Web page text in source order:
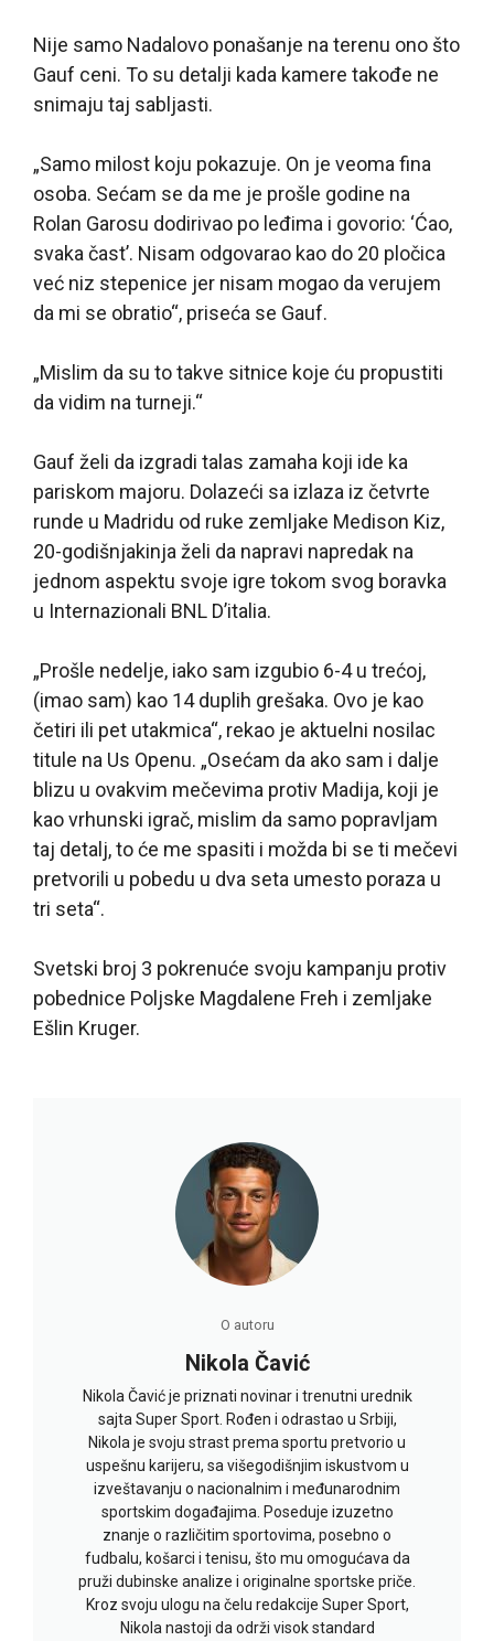
Nije samo Nadalovo ponašanje na terenu ono što
Gauf ceni. To su detalji kada kamere takođe ne
snimaju taj sabljasti.
„Samo milost koju pokazuje. On je veoma fina
osoba. Sećam se da me je prošle godine na
Rolan Garosu dodirivao po leđima i govorio: ‘Ćao,
svaka čast’. Nisam odgovarao kao do 20 pločica
već niz stepenice jer nisam mogao da verujem
da mi se obratio“, priseća se Gauf.
„Mislim da su to takve sitnice koje ću propustiti
da vidim na turneji.“
Gauf želi da izgradi talas zamaha koji ide ka
pariskom majoru. Dolazeći sa izlaza iz četvrte
runde u Madridu od ruke zemljake Medison Kiz,
20-godišnjakinja želi da napravi napredak na
jednom aspektu svoje igre tokom svog boravka
u Internazionali BNL D’italia.
„Prošle nedelje, iako sam izgubio 6-4 u trećoj,
(imao sam) kao 14 duplih grešaka. Ovo je kao
četiri ili pet utakmica“, rekao je aktuelni nosilac
titule na Us Openu. „Osećam da ako sam i dalje
blizu u ovakvim mečevima protiv Madija, koji je
kao vrhunski igrač, mislim da samo popravljam
taj detalj, to će me spasiti i možda bi se ti mečevi
pretvorili u pobedu u dva seta umesto poraza u
tri seta“.
Svetski broj 3 pokrenuće svoju kampanju protiv
pobednice Poljske Magdalene Freh i zemljake
Ešlin Kruger.
O autoru
Nikola Čavić
Nikola Čavić je priznati novinar i trenutni urednik
sajta Super Sport. Rođen i odrastao u Srbiji,
Nikola je svoju strast prema sportu pretvorio u
uspešnu karijeru, sa višegodišnjim iskustvom u
izveštavanju o nacionalnim i međunarodnim
sportskim događajima. Poseduje izuzetno
znanje o različitim sportovima, posebno o
fudbalu, košarci i tenisu, što mu omogućava da
pruži dubinske analize i originalne sportske priče.
Kroz svoju ulogu na čelu redakcije Super Sport,
Nikola nastoji da održi visok standard